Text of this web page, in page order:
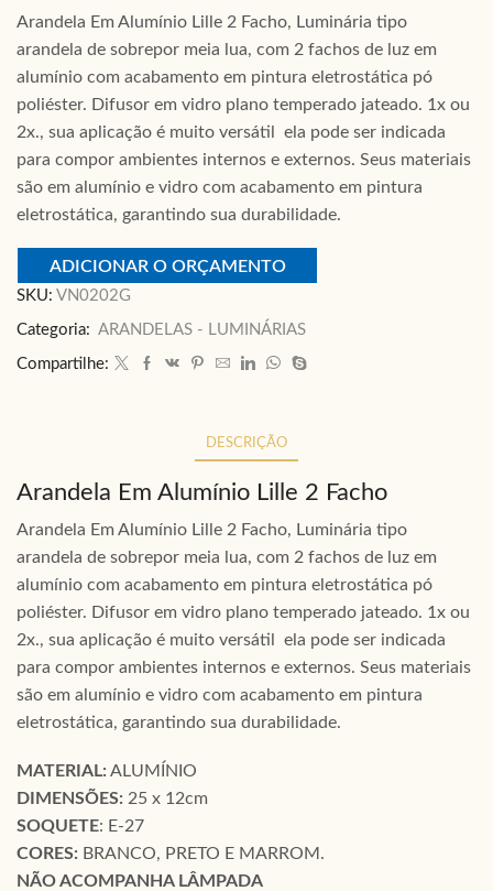
Arandela Em Alumínio Lille 2 Facho, Luminária tipo
arandela de sobrepor meia lua, com 2 fachos de luz em
alumínio com acabamento em pintura eletrostática pó
poliéster. Difusor em vidro plano temperado jateado. 1x ou
2x., sua aplicação é muito versátil ela pode ser indicada
para compor ambientes internos e externos. Seus materiais
são em alumínio e vidro com acabamento em pintura
eletrostática, garantindo sua durabilidade.
ADICIONAR O ORÇAMENTO
SKU: VN0202G
Categoria: ARANDELAS - LUMINÁRIAS
Compartilhe:
DESCRIÇÃO
Arandela Em Alumínio Lille 2 Facho
Arandela Em Alumínio Lille 2 Facho, Luminária tipo
arandela de sobrepor meia lua, com 2 fachos de luz em
alumínio com acabamento em pintura eletrostática pó
poliéster. Difusor em vidro plano temperado jateado. 1x ou
2x., sua aplicação é muito versátil ela pode ser indicada
para compor ambientes internos e externos. Seus materiais
são em alumínio e vidro com acabamento em pintura
eletrostática, garantindo sua durabilidade.
MATERIAL: ALUMÍNIO
DIMENSÕES: 25 x 12cm
SOQUETE: E-27
CORES: BRANCO, PRETO E MARROM.
NÃO ACOMPANHA LÂMPADA